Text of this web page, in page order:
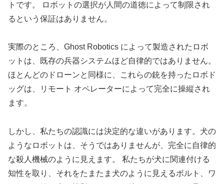
トです。 ロボットの選択が人間の道徳によって制限され
るという保証はありません。
実際のところ、Ghost Robotics によって製造されたロボ
ットは、既存の兵器システムほど自律的ではありません。
ほとんどのドローンと同様に、これらの銃を持ったロボド
ッグは、リモート オペレーターによって完全に操縦され
ます。
しかし、私たちの認識には決定的な違いがあります。犬の
ようなロボットは、そうではありませんが、完全に自律的
な殺人機械のように見えます。 私たちが犬に関連付ける
知性を取り、それをたまたま犬のように見えるボルト、ワ